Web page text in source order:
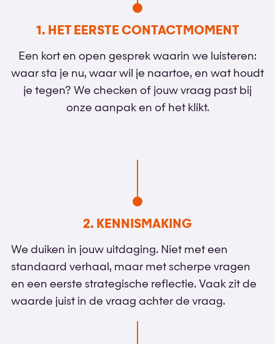
1. HET EERSTE CONTACTMOMENT
Een kort en open gesprek waarin we luisteren:
waar sta je nu, waar wil je naartoe, en wat houdt
je tegen? We checken of jouw vraag past bij
onze aanpak en of het klikt.
2. KENNISMAKING
We duiken in jouw uitdaging. Niet met een
standaard verhaal, maar met scherpe vragen
en een eerste strategische reflectie. Vaak zit de
waarde juist in de vraag achter de vraag.